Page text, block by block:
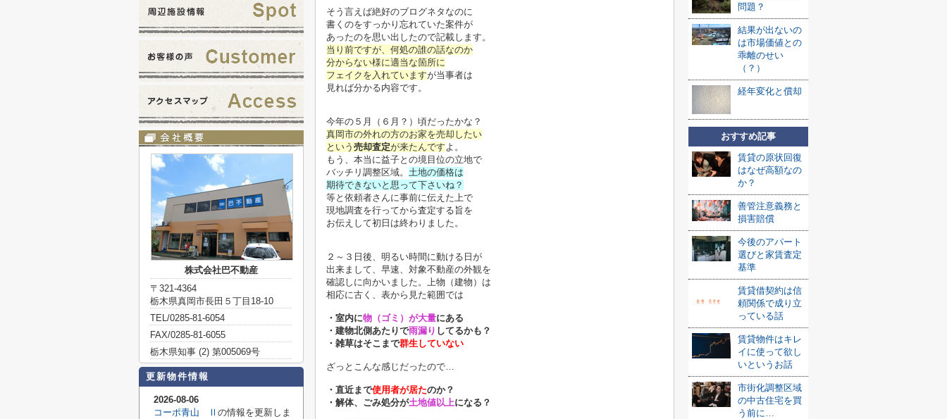
そう言えば絶好のブログネタなのに
書くのをすっかり忘れていた案件が
あったのを思い出したので記載します。
当り前ですが、何処の誰の話なのか
分からない様に適当な箇所に
フェイクを入れていますが当事者は
見れば分かる内容です。
今年の５月（６月？）頃だったかな？
真岡市の外れの方のお家を売却したい
という 売却査定が来たんです よ。
もう、本当に益子との境目位の立地で
バッチリ調整区域。 土地の価格は
期待できないと思って下さいね？
等と依頼者さんに事前に伝えた上で
現地調査を行ってから査定する旨を
お伝えして初日は終わりました。
２～３日後、明るい時間に動ける日が
出来まして、早速、対象不動産の外観を
確認しに向かいました。上物（建物）は
相応に古く、表から見た範囲では
・室内に物（ゴミ）が大量にある
・建物北側あたりで雨漏り してるかも？
・雑草はそこまで群生していない
ざっとこんな感じだったので…
・直近まで使用者が居たのか？
・解体、ごみ処分が土地値以上になる？
問題？
結果が出ないの
は市場価値との
乖離のせい
（？）
経年変化と償却
おすすめ記事
賃貸の原状回復
はなぜ高額なの
か？
善管注意義務と
損害賠償
今後のアパート
選びと家賃査定
基準
賃貸借契約は信
頼関係で成り立
っている話
賃貸物件はキレ
イに使って欲し
いというお話
市街化調整区域
の中古住宅を買
う前に…
株式会社巴不動産
〒321-4364
栃木県真岡市長田５丁目18-10
TEL/0285-81-6054
FAX/0285-81-6055
栃木県知事 (2) 第005069号
更新物件情報
2026-08-06
コーポ青山 Ⅱ の情報を更新しま